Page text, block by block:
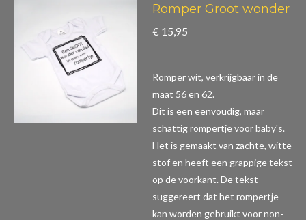
Romper Groot wonder
€ 15,95
Romper wit, verkrijgbaar in de
maat 56 en 62.
Dit is een eenvoudig, maar
schattig rompertje voor baby's.
Het is gemaakt van zachte, witte
stof en heeft een grappige tekst
op de voorkant. De tekst
suggereert dat het rompertje
kan worden gebruikt voor non-